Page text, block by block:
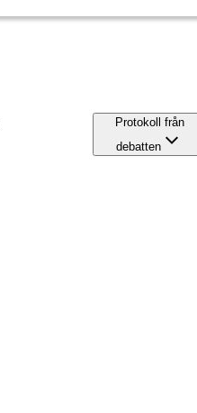
Protokoll från
debatten